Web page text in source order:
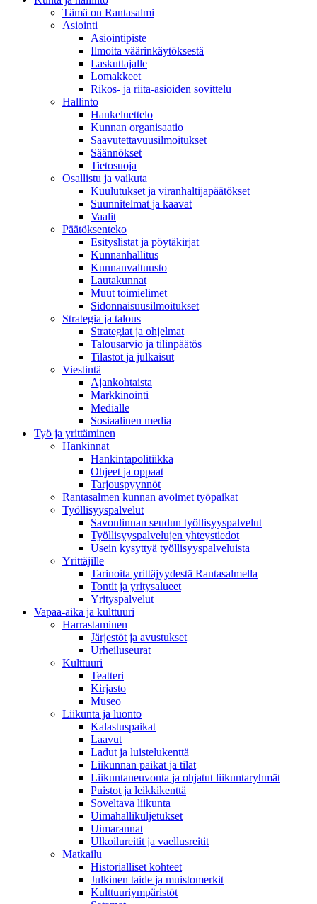
Tämä on Rantasalmi
Asiointi
Asiointipiste
Ilmoita väärinkäytöksestä
Laskuttajalle
Lomakkeet
Rikos- ja riita-asioiden sovittelu
Hallinto
Hankeluettelo
Kunnan organisaatio
Saavutettavuusilmoitukset
Säännökset
Tietosuoja
Osallistu ja vaikuta
Kuulutukset ja viranhaltijapäätökset
Suunnitelmat ja kaavat
Vaalit
Päätöksenteko
Esityslistat ja pöytäkirjat
Kunnanhallitus
Kunnanvaltuusto
Lautakunnat
Muut toimielimet
Sidonnaisuusilmoitukset
Strategia ja talous
Strategiat ja ohjelmat
Talousarvio ja tilinpäätös
Tilastot ja julkaisut
Viestintä
Ajankohtaista
Markkinointi
Medialle
Sosiaalinen media
Työ ja yrittäminen
Hankinnat
Hankintapolitiikka
Ohjeet ja oppaat
Tarjouspyynnöt
Rantasalmen kunnan avoimet työpaikat
Työllisyyspalvelut
Savonlinnan seudun työllisyyspalvelut
Työllisyyspalvelujen yhteystiedot
Usein kysyttyä työllisyyspalveluista
Yrittäjille
Tarinoita yrittäjyydestä Rantasalmella
Tontit ja yritysalueet
Yrityspalvelut
Vapaa-aika ja kulttuuri
Harrastaminen
Järjestöt ja avustukset
Urheiluseurat
Kulttuuri
Teatteri
Kirjasto
Museo
Liikunta ja luonto
Kalastuspaikat
Laavut
Ladut ja luistelukenttä
Liikunnan paikat ja tilat
Liikuntaneuvonta ja ohjatut liikuntaryhmät
Puistot ja leikkikenttä
Soveltava liikunta
Uimahallikuljetukset
Uimarannat
Ulkoilureitit ja vaellusreitit
Matkailu
Historialliset kohteet
Julkinen taide ja muistomerkit
Kulttuuriympäristöt